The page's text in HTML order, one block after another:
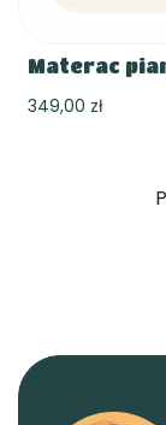
Materac
349,00 zł